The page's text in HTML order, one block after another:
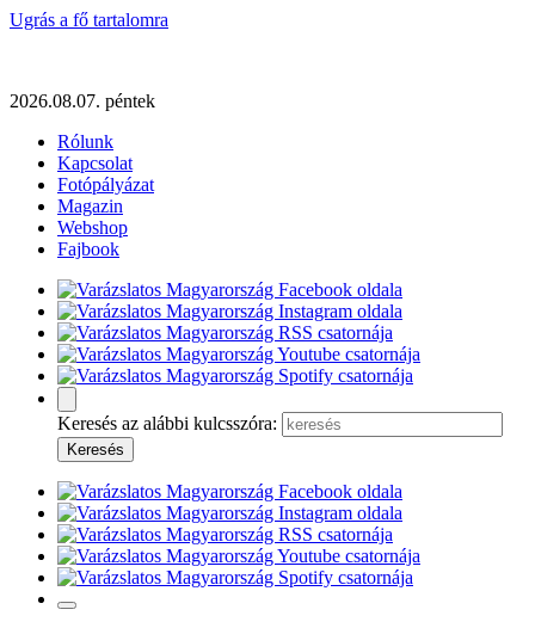
Ugrás a fő tartalomra
2026.08.07. péntek
Rólunk
Kapcsolat
Fotópályázat
Magazin
Webshop
Fajbook
Keresés az alábbi kulcsszóra: